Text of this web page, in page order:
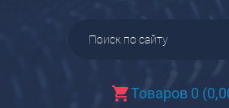
Товаров 0 (
Чемоданы
Пилоты на